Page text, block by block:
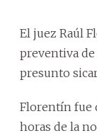
El juez Raúl
preventiva
presunto
Florentín fue
horas de la